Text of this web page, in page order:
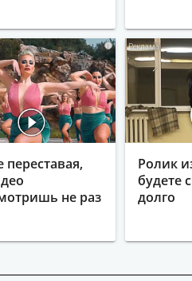
i
переставая,
не раз
Ролик
будете
долго